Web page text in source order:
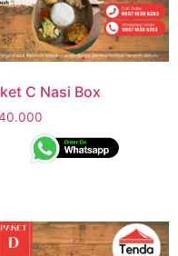
C Nasi Box